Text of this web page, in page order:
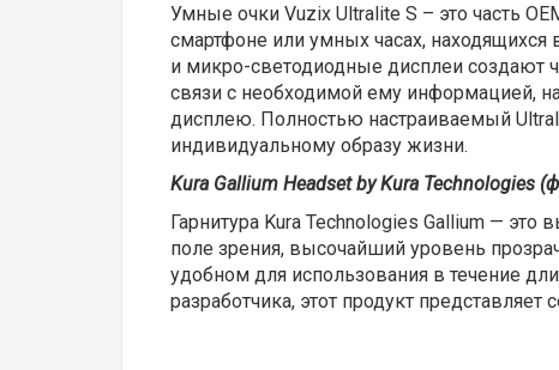
Умные очки Vuzix Ultralite S – это часть
смартфоне или умных часах,
и микро-светодиодные дисплеи создают
связи с необходимой ему информацией,
дисплею. Полностью настраиваемый
индивидуальному образу жизни.
Kura Gallium Headset by Kura Technologies
Гарнитура Kura Technologies Gallium —
поле зрения, высочайший уровень
удобном для использования в течение
разработчика, этот продукт